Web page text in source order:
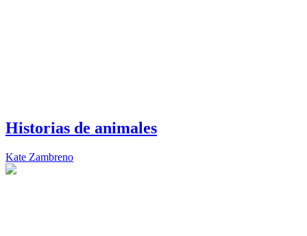
Historias de animales
Kate Zambreno